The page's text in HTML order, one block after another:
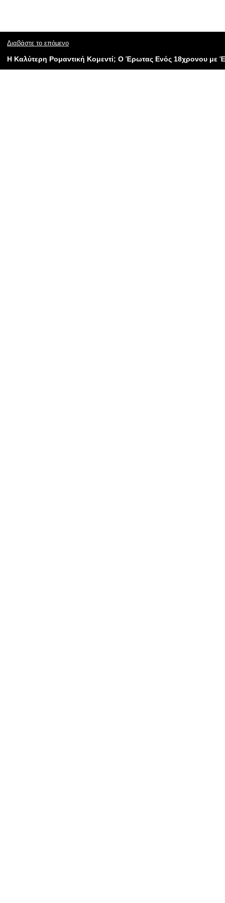
Διαβάστε το επόμενο
Η Καλύτερη Ρομαντική Κομεντί; Ο Έρωτας Ενός 18χρονου με